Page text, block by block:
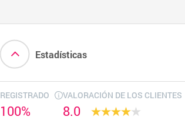
Estadísticas
REGISTRADO
100%
VALORACIÓN DE LOS CLIENTES
8.0